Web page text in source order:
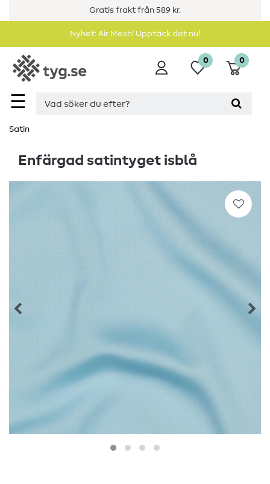
Gratis frakt från 589 kr.
Nyhet: Air Mesh! Upptäck det nu!
☰
0 0
Satin
Enfärgad satintyget isblå